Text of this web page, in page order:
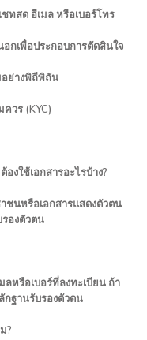
สด อีเมล หรือเบอร์โทร
กเพื่อประกอบการตัดสินใจ
ย่างพิถีพิถัน
วร (KYC)
งใช้เอกสารอะไรบ้าง?
ชนหรือเอกสารแสดงตัวตน
องตัวตน
หรือเบอร์ที่ลงทะเบียน ถ้า
ฐานรับรองตัวตน
?